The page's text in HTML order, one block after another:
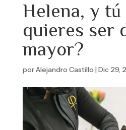
Helena, y tú
quieres ser
mayor?
porAlejandro Castillo |Dic 29,